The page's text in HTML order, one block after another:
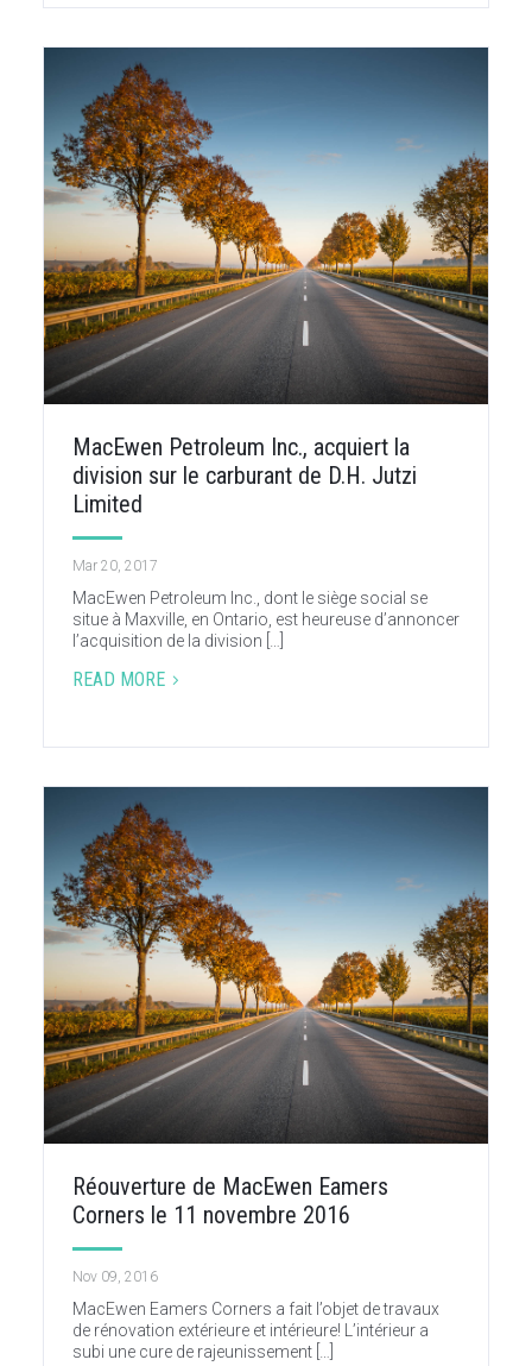
MacEwen Petroleum Inc., acquiert la
division sur le carburant de D.H. Jutzi
Limited
Mar 20, 2017
MacEwen Petroleum Inc., dont le siège social se
situe à Maxville, en Ontario, est heureuse d’annoncer
l’acquisition de la division […]
READ MORE 5
Réouverture de MacEwen Eamers
Corners le 11 novembre 2016
Nov 09, 2016
MacEwen Eamers Corners a fait l’objet de travaux
de rénovation extérieure et intérieure! L’intérieur a
subi une cure de rajeunissement […]